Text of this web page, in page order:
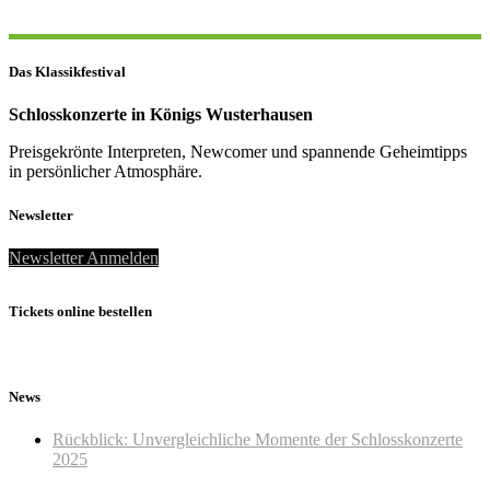
Das Klassikfestival
Schlosskonzerte in Königs Wusterhausen
Preisgekrönte Interpreten, Newcomer und spannende Geheimtipps
in persönlicher Atmosphäre.
Newsletter
Newsletter Anmelden
Tickets online bestellen
News
Rückblick: Unvergleichliche Momente der Schlosskonzerte
2025